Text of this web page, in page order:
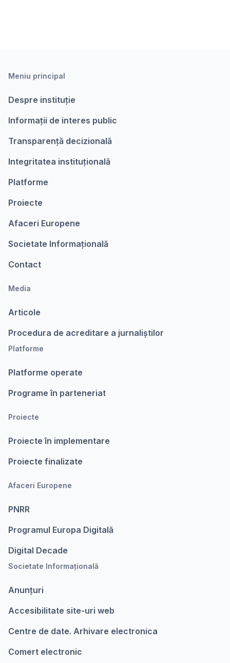
Meniu principal
Despre instituție
Informații de interes public
Transparență decizională
Integritatea instituțională
Platforme
Proiecte
Afaceri Europene
Societate Informațională
Contact
Media
Articole
Procedura de acreditare a jurnaliștilor
Platforme
Platforme operate
Programe în parteneriat
Proiecte
Proiecte în implementare
Proiecte finalizate
Afaceri Europene
PNRR
Programul Europa Digitalǎ
Digital Decade
Societate Informațională
Anunțuri
Accesibilitate site-uri web
Centre de date. Arhivare electronica
Comert electronic